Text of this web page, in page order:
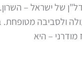
של ישראל –
ולסביבה
– היא